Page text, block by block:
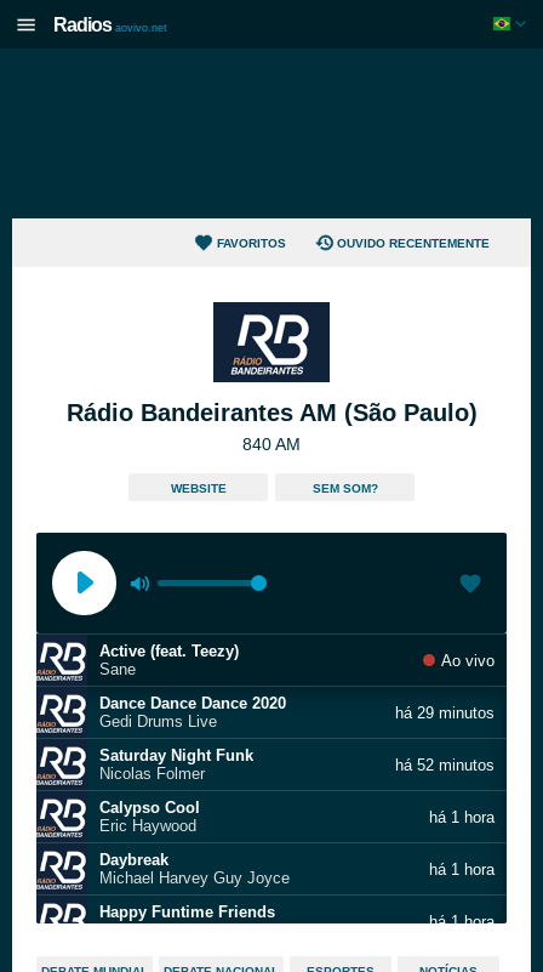
Radios aovivo.net
FAVORITOS OUVIDO RECENTEMENTE
Rádio Bandeirantes AM (São Paulo)
840 AM
WEBSITE SEM SOM?
Active (feat. Teezy)
Sane
Ao vivo
Dance Dance Dance 2020
Gedi Drums Live
há 29 minutos
Saturday Night Funk
Nicolas Folmer
há 52 minutos
Calypso Cool
Eric Haywood
há 1 hora
Daybreak
Michael Harvey Guy Joyce
há 1 hora
Happy Funtime Friends
há 1 hora
Saturday Night Funk